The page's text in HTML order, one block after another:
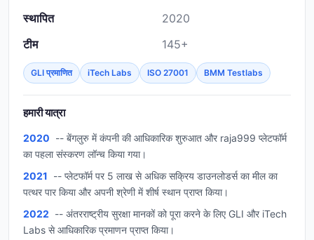
स्थापित
2020
टीम
145+
GLI प्रमाणित iTech Labs ISO 27001 BMM Testlabs
हमारी यात्रा
2020 -- बेंगलुरु में कंपनी की आधिकारिक शुरुआत और raja999 प्लेटफॉर्म
का पहला संस्करण लॉन्च किया गया।
2021 -- प्लेटफॉर्म पर 5 लाख से अधिक सक्रिय डाउनलोडर्स का मील का
पत्थर पार किया और अपनी श्रेणी में शीर्ष स्थान प्राप्त किया।
2022 -- अंतरराष्ट्रीय सुरक्षा मानकों को पूरा करने के लिए GLI और iTech
Labs से आधिकारिक प्रमाणन प्राप्त किया।